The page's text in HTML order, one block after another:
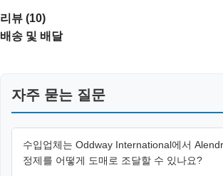
리뷰 (10)
배송 및 배달
자주 묻는 질문
수입업체는 Oddway International에서
정제를 어떻게 도매로 조달할 수 있나요?